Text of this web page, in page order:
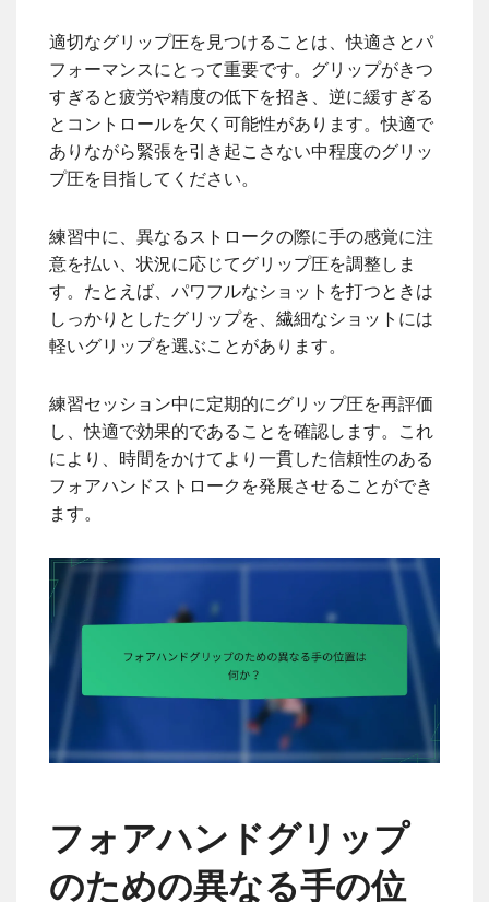
適切なグリップ圧を見つけることは、快適さとパ
フォーマンスにとって重要です。グリップがきつ
すぎると疲労や精度の低下を招き、逆に緩すぎる
とコントロールを欠く可能性があります。快適で
ありながら緊張を引き起こさない中程度のグリッ
プ圧を目指してください。
練習中に、異なるストロークの際に手の感覚に注
意を払い、状況に応じてグリップ圧を調整しま
す。たとえば、パワフルなショットを打つときは
しっかりとしたグリップを、繊細なショットには
軽いグリップを選ぶことがあります。
練習セッション中に定期的にグリップ圧を再評価
し、快適で効果的であることを確認します。これ
により、時間をかけてより一貫した信頼性のある
フォアハンドストロークを発展させることができ
ます。
フォアハンドグリップ
のための異なる手の位